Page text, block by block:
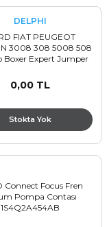
DELPHI
FIAT PEUGEOT
3008 308 5008 508
Boxer Expert Jumper
Mazot Pompası
9674984480
0,00 TL
Stokta Yok
Connect Focus Fren
Pompa Contası
1S4Q2A454AB